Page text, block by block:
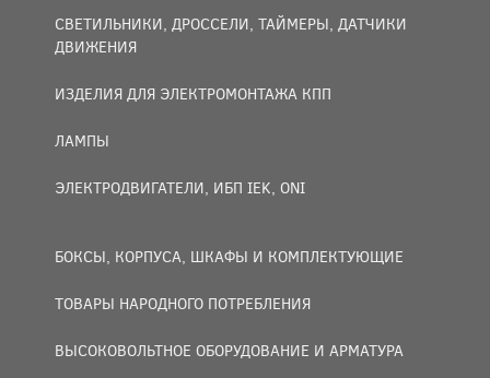
СВЕТИЛЬНИКИ, ДРОССЕЛИ, ТАЙМЕРЫ, ДАТЧИКИ
ДВИЖЕНИЯ
ИЗДЕЛИЯ ДЛЯ ЭЛЕКТРОМОНТАЖА КПП
ЛАМПЫ
ЭЛЕКТРОДВИГАТЕЛИ, ИБП IEK, ONI
БОКСЫ, КОРПУСА, ШКАФЫ И КОМПЛЕКТУЮЩИЕ
ТОВАРЫ НАРОДНОГО ПОТРЕБЛЕНИЯ
ВЫСОКОВОЛЬТНОЕ ОБОРУДОВАНИЕ И АРМАТУРА